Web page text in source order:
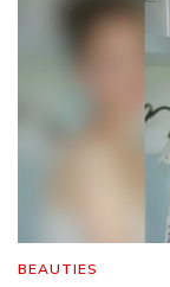
BEAUTIES